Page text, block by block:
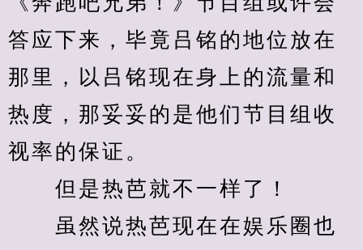
答应下来，毕竟吕铭的地位放在
那里，以吕铭现在身上的流量和
热度，那妥妥的是他们节目组收
视率的保证。
但是热芭就不一样了！
虽然说热芭现在在娱乐圈也